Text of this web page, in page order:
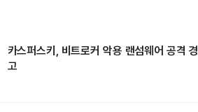
카스퍼스키, 비트로커 악용 랜섬웨어 공격 경
고